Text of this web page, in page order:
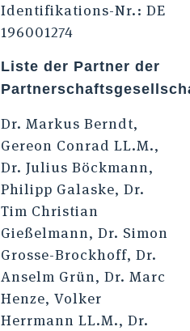
Identifikations-Nr.: DE
196001274
Liste der Partner der
Dr. Markus Berndt,
Gereon Conrad LL.M.,
Dr. Julius Böckmann,
Philipp Galaske, Dr.
Tim Christian
Gießelmann, Dr. Simon
Grosse-Brockhoff, Dr.
Anselm Grün, Dr. Marc
Henze, Volker
Herrmann LL.M., Dr.